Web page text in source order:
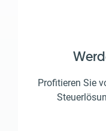
Profitieren Sie